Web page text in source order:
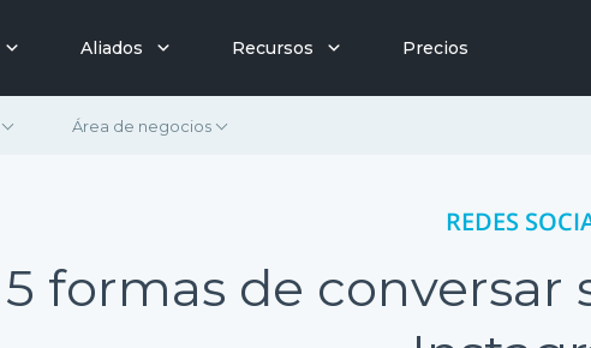
Aliados Recursos Precios
Área de negocios
REDES
5 formas de conversar